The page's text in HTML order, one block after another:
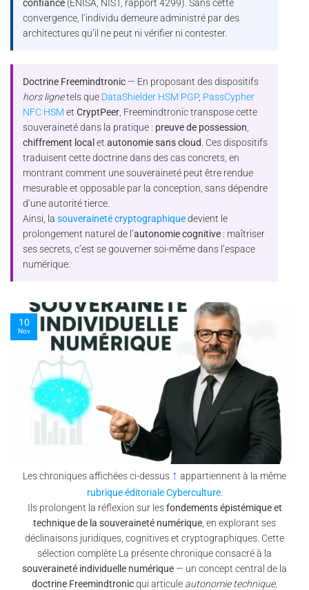
confiance (ENISA, NIST, rapport 4299). Sans cette
convergence, l’individu demeure administré par des
architectures qu’il ne peut ni vérifier ni contester.
Doctrine Freemindtronic — En proposant des dispositifs
hors lignetels que DataShielder HSM PGP, PassCypher
NFC HSM etCryptPeer , Freemindtronic transpose cette
souveraineté dans la pratique : preuve de possession
chiffrement local etautonomie sans cloud . Ces dispositifs
traduisent cette doctrine dans des cas concrets, en
montrant comment une souveraineté peut être rendue
mesurable et opposable par la conception, sans dépendre
d’une autorité tierce.
Ainsi, lasouveraineté cryptographiquedevient le
prolongement naturel de l’autonomie cognitive : maîtriser
ses secrets, c’est se gouverner soi-même dans l’espace
numérique.
10
Nov
Les chroniques affichées ci-dessus ↑ appartiennent à la même
rubrique éditoriale Cyberculture.
Ils prolongent la réflexion sur lesfondements épistémique et
technique de la souveraineté numérique , en explorant ses
déclinaisons juridiques, cognitives et cryptographiques. Cette
sélection complète La présente chronique consacré à la
souveraineté individuelle numérique — un concept central de la
doctrine Freemindtronicqui articule autonomie technique,